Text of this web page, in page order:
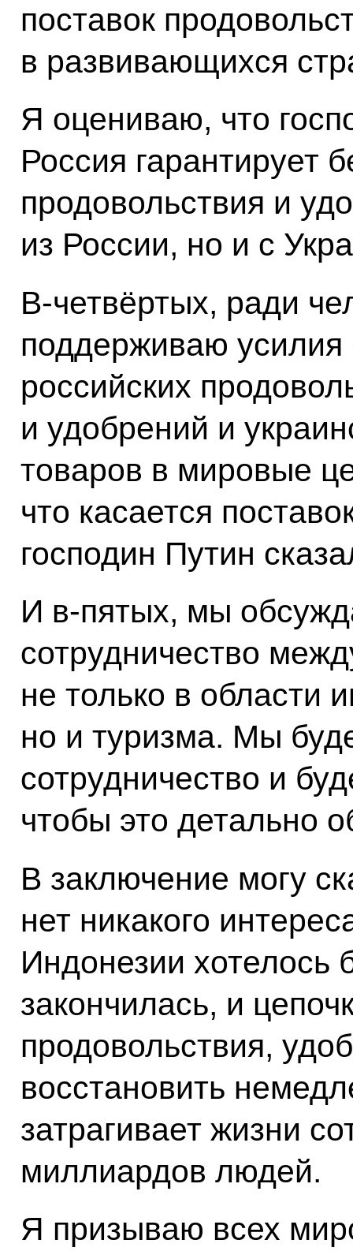
поставок
в развивающихся
Я оцениваю, что
Россия гарантирует
продовольствия и
из России, но и с
В-четвёртых, ради
поддерживаю
российских
и удобрений и
товаров в мировые
что касается
господин Путин
И в-пятых, мы
сотрудничество
не только в области
но и туризма. Мы
сотрудничество и
чтобы это детально
В заключение могу
нет никакого
Индонезии хотелось
закончилась, и
продовольствия,
восстановить
затрагивает жизни
миллиардов людей.
Я призываю всех